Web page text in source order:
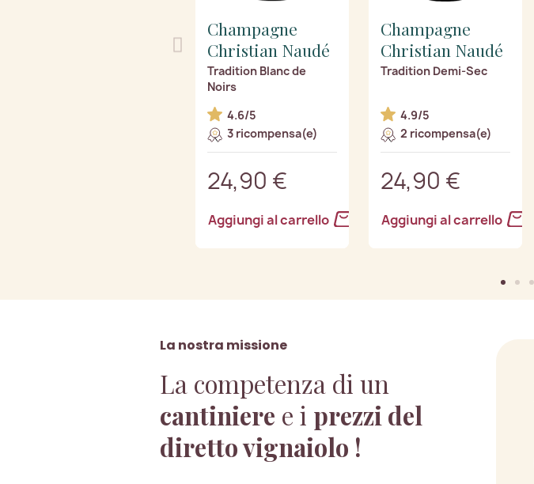
Champagne
Christian Naudé
Tradition Blanc de
Noirs
4.6/5
3 ricompensa(e)
24,90 €
Aggiungi al carrello
Champagne
Christian Naudé
Tradition Demi-Sec
4.9/5
2 ricompensa(e)
24,90 €
Aggiungi al carrello
La nostra missione
La competenza di un
cantiniere e i prezzi del
diretto vignaiolo !